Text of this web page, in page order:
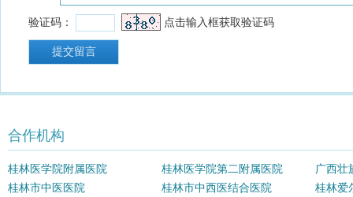
合作机构
桂林医学院附属医院 桂林医学院第二附属医院
广西壮
院
桂林市中医医院 桂林市中西医结合医院 桂林爱